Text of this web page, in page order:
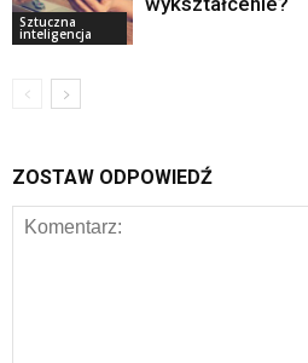
Sztuczna
inteligencja
ZOSTAW ODPOWIEDŹ